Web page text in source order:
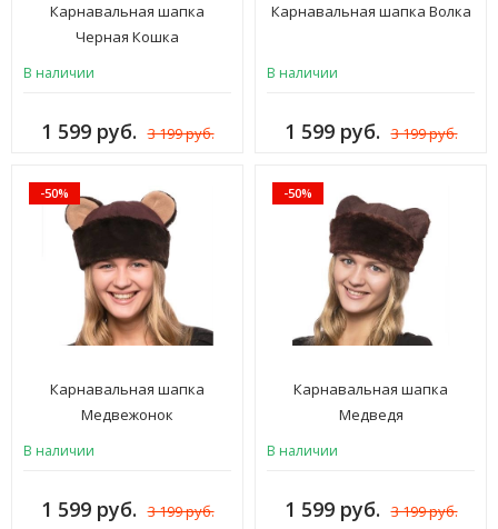
Карнавальная шапка
Черная Кошка
В наличии
1 599 руб. 3 199 руб.
Карнавальная шапка Волка
В наличии
1 599 руб. 3 199 руб.
-50%
Карнавальная шапка
Медвежонок
В наличии
1 599 руб. 3 199 руб.
-50%
Карнавальная шапка
Медведя
В наличии
1 599 руб. 3 199 руб.